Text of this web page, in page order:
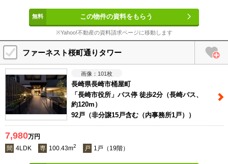
この物件の資料をもらう
※Yahoo!不動産の資料請求ページに移動します
ファーネスト桜町通りタワー
101枚
長崎県長崎市桶屋町
「長崎市役所」バス停 徒歩2分（長崎バス、
約120m）
92戸（非分譲15戸含む（内事務所1戸））
7,980万円
間 4LDK 専 100.43m2 戸 1戸（19階）